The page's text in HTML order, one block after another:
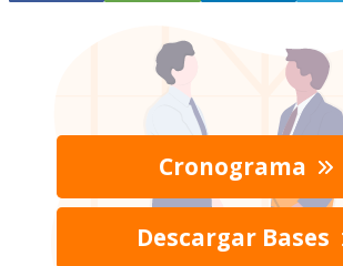
Cronograma
Descargar Bases